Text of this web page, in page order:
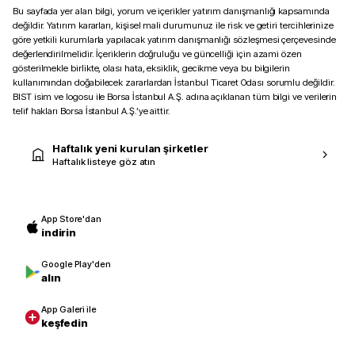
Bu sayfada yer alan bilgi, yorum ve içerikler yatırım danışmanlığı kapsamında
değildir. Yatırım kararları, kişisel mali durumunuz ile risk ve getiri tercihlerinize
göre yetkili kurumlarla yapılacak yatırım danışmanlığı sözleşmesi çerçevesinde
değerlendirilmelidir. İçeriklerin doğruluğu ve güncelliği için azami özen
gösterilmekle birlikte, olası hata, eksiklik, gecikme veya bu bilgilerin
kullanımından doğabilecek zararlardan İstanbul Ticaret Odası sorumlu değildir.
BIST isim ve logosu ile Borsa İstanbul A.Ş. adına açıklanan tüm bilgi ve verilerin
telif hakları Borsa İstanbul A.Ş.’ye aittir.
Haftalık yeni kurulan şirketler
Haftalık listeye göz atın
App Store'dan
indirin
Google Play'den
alın
App Galeri ile
keşfedin